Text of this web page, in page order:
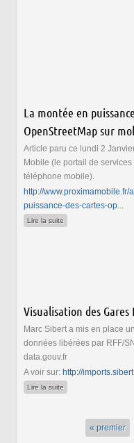
La montée en
OpenStreetMap sur
Article paru ce lundi 2
Mobile (le portail de
téléphone mobile).
http://www.proximamobile.fr/
puissance-des-cartes-op...
Lire la suite de La montée en
Visualisation des Gares
Marc Sibert a mis en place
données libérées par RFF/
data.gouv.fr
A voir sur: http://
Lire la suite
« premier